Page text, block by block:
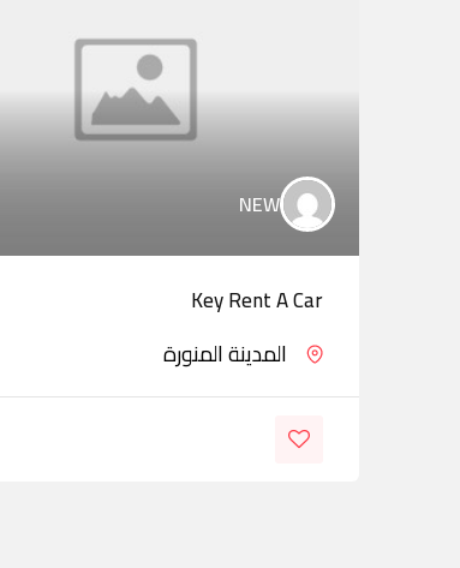
NEW
Key Rent A Car
المدينة المنورة